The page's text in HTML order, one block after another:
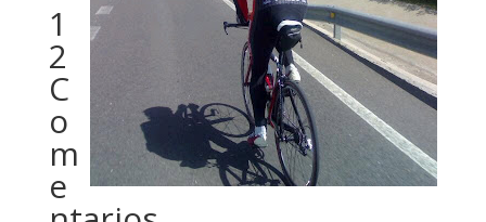
1
2
C
o
m
e